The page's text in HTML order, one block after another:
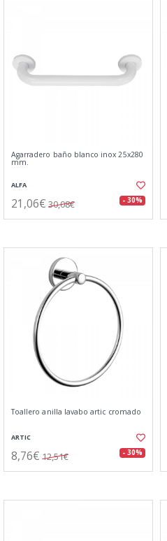
Agarradero baño blanco inox 25x280
mm.
ALFA
21,06€ 30,08€ - 30%
Toallero anilla lavabo artic cromado
ARTIC
8,76€ 12,51€ - 30%